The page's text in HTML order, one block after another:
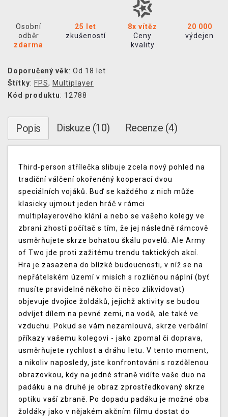
Osobní
odběr
zdarma
25 let
zkušeností
8x vítěz
Ceny
kvality
20 000
výdejen
Doporučený věk: Od 18 let
Štítky: FPS, Multiplayer
Kód produktu: 12788
Popis Diskuze (10) Recenze (4)
Third-person střílečka slibuje zcela nový pohled na
tradiční válčení okořeněný kooperací dvou
speciálních vojáků. Buď se každého z nich může
klasicky ujmout jeden hráč v rámci
multiplayerového klání a nebo se vašeho kolegy ve
zbrani zhostí počítač s tím, že jej následně rámcově
usměrňujete skrze bohatou škálu povelů. Ale Army
of Two jde proti zažitému trendu taktických akcí.
Hra je zasazena do blízké budoucnosti, v níž se na
nepřátelském území v misích s rozličnou náplní (byť
musíte pravidelně někoho či něco zlikvidovat)
objevuje dvojice žoldáků, jejichž aktivity se budou
odvíjet dílem na pevné zemi, na vodě, ale také ve
vzduchu. Pokud se vám nezamlouvá, skrze verbální
příkazy vašemu kolegovi - jako zpomal či doprava,
usměrňujete rychlost a dráhu letu. V tento moment,
a nikoliv naposledy, jste konfrontováni s rozdělenou
obrazovkou, kdy na jedné straně vidíte vaše duo na
padáku a na druhé je obraz zprostředkovaný skrze
optiku vaší zbraně. Po dopadu padáku je možné oba
žoldáky jako v nějakém akčním filmu dostat do